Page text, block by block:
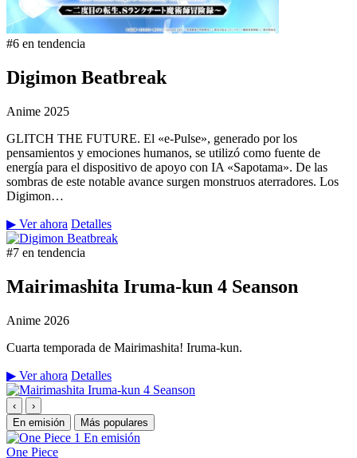
#6 en tendencia
Digimon Beatbreak
Anime 2025
GLITCH THE FUTURE. El «e-Pulse», generado por los
pensamientos y emociones humanos, se utilizó como fuente de
energía para el dispositivo de apoyo con IA «Sapotama». De las
sombras de este notable avance surgen monstruos aterradores. Los
Digimon…
▶ Ver ahora Detalles
#7 en tendencia
Mairimashita Iruma-kun 4 Seanson
Anime 2026
Cuarta temporada de Mairimashita! Iruma-kun.
▶ Ver ahora Detalles
‹
›
En emisión
Más populares
1 En emisión
One Piece